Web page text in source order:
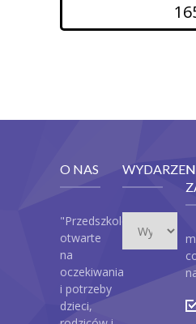
O NAS
"Przedszkole
otwarte
na
oczekiwania
i potrzeby
dzieci,